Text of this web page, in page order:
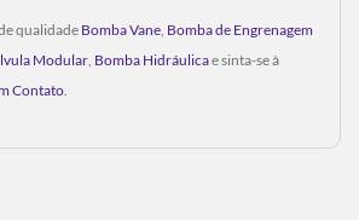
qualidade Bomba Vane Bomba de Engrenagem
Modular Bomba Hidráulicae sinta-se à
Contato